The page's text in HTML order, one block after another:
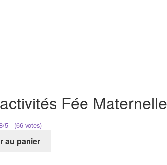
Fée Maternelle
5 - (66 votes)
au panier